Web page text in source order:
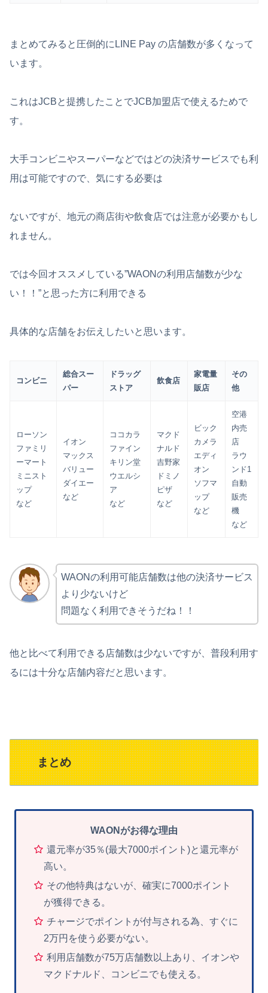
まとめてみると圧倒的にLINE Pay の店舗数が多くなって
います。
これはJCBと提携したことでJCB加盟店で使えるためで
す。
大手コンビニやスーパーなどではどの決済サービスでも利
用は可能ですので、気にする必要は
ないですが、地元の商店街や飲食店では注意が必要かもし
れません。
では今回オススメしている”WAONの利用店舗数が少な
い！！”と思った方に利用できる
具体的な店舗をお伝えしたいと思います。
コンビニ
総合スー
パー
ドラッグ
ストア
飲食店
家電量
販店
その
他
ローソン
ファミリ
ーマート
ミニスト
ップ
など
イオン
マックス
バリュー
ダイエー
など
ココカラ
ファイン
キリン堂
ウエルシ
ア
など
マクド
ナルド
吉野家
ドミノ
ピザ
など
ビック
カメラ
エディ
オン
ソフマ
ップ
など
空港
内売
店
ラウ
ンド1
自動
販売
機
など
WAONの利用可能店舗数は他の決済サービス
より少ないけど
問題なく利用できそうだね！！
他と比べて利用できる店舗数は少ないですが、普段利用す
るには十分な店舗内容だと思います。
まとめ
WAONがお得な理由
還元率が35％(最大7000ポイント)と還元率が
高い。
その他特典はないが、確実に7000ポイント
が獲得できる。
チャージでポイントが付与される為、すぐに
2万円を使う必要がない。
利用店舗数が75万店舗数以上あり、イオンや
マクドナルド、コンビニでも使える。